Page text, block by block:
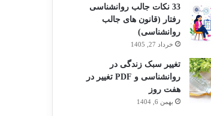
33 نکات جالب روانشناسی
رفتار (قانون های جالب
روانشناسی)
خرداد 27, 1405
تغییر سبک زندگی در
روانشناسی و PDF تغییر در
هفت روز
بهمن 6, 1404